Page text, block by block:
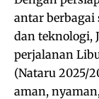
antar berbagai
dan teknologi,
perjalanan
(Nataru 2025/
aman,